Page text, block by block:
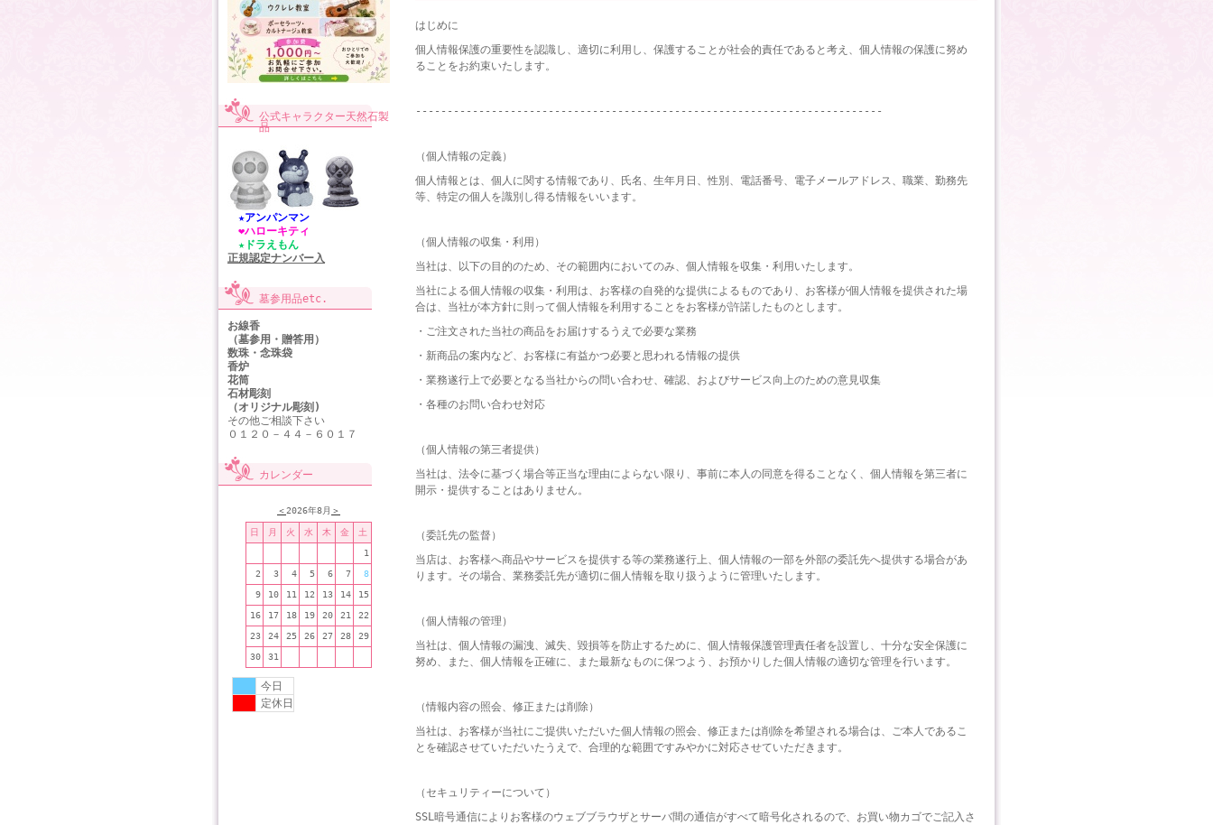
公式キャラクター天然石製
品
★アンパンマン
❤ハローキティ
★ドラえもん
正規認定ナンバー入
墓参用品etc.
お線香
（墓参用・贈答用）
数珠・念珠袋
香炉
花筒
石材彫刻
（オリジナル彫刻)
その他ご相談下さい
０１２０－４４－６０１７
カレンダー
＜2026年8月 ＞
日 月 火 水 木 金 土
1
2 3 4 5 6 7 8
9 10 11 12 13 14 15
16 17 18 19 20 21 22
23 24 25 26 27 28 29
30 31
今日
定休日
はじめに
個人情報保護の重要性を認識し、適切に利用し、保護することが社会的責任であると考え、個人情報の保護に努め
ることをお約束いたします。
--------------------------------------------------------------------------
（個人情報の定義）
個人情報とは、個人に関する情報であり、氏名、生年月日、性別、電話番号、電子メールアドレス、職業、勤務先
等、特定の個人を識別し得る情報をいいます。
（個人情報の収集・利用）
当社は、以下の目的のため、その範囲内においてのみ、個人情報を収集・利用いたします。
当社による個人情報の収集・利用は、お客様の自発的な提供によるものであり、お客様が個人情報を提供された場
合は、当社が本方針に則って個人情報を利用することをお客様が許諾したものとします。
・ご注文された当社の商品をお届けするうえで必要な業務
・新商品の案内など、お客様に有益かつ必要と思われる情報の提供
・業務遂行上で必要となる当社からの問い合わせ、確認、およびサービス向上のための意見収集
・各種のお問い合わせ対応
（個人情報の第三者提供）
当社は、法令に基づく場合等正当な理由によらない限り、事前に本人の同意を得ることなく、個人情報を第三者に
開示・提供することはありません。
（委託先の監督）
当店は、お客様へ商品やサービスを提供する等の業務遂行上、個人情報の一部を外部の委託先へ提供する場合があ
ります。その場合、業務委託先が適切に個人情報を取り扱うように管理いたします。
（個人情報の管理）
当社は、個人情報の漏洩、滅失、毀損等を防止するために、個人情報保護管理責任者を設置し、十分な安全保護に
努め、また、個人情報を正確に、また最新なものに保つよう、お預かりした個人情報の適切な管理を行います。
（情報内容の照会、修正または削除）
当社は、お客様が当社にご提供いただいた個人情報の照会、修正または削除を希望される場合は、ご本人であるこ
とを確認させていただいたうえで、合理的な範囲ですみやかに対応させていただきます。
（セキュリティーについて）
SSL暗号通信によりお客様のウェブブラウザとサーバ間の通信がすべて暗号化されるので、お買い物カゴでご記入さ